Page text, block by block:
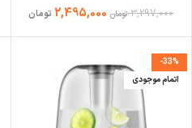
3,297,000 تومان 2,495,000 تومان
-33%
اتمام موجودی